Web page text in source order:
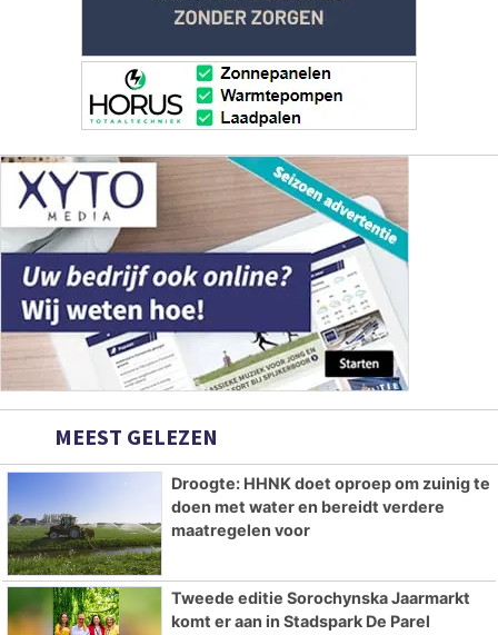
MEEST GELEZEN
Droogte: HHNK doet oproep om zuinig te
doen met water en bereidt verdere
maatregelen voor
Tweede editie Sorochynska Jaarmarkt
komt er aan in Stadspark De Parel